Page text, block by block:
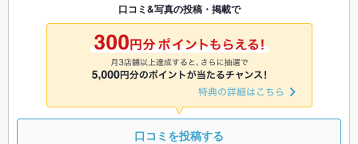
◎ ◎ ◎
9/8
◎
9/9
◎
9/10
◎
9/11
口コミ&写真の投稿・掲載で
口コミを投稿する